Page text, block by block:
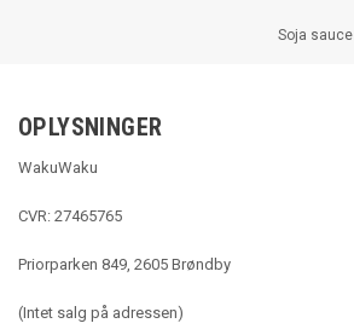
Soja sauce
OPLYSNINGER
WakuWaku
CVR: 27465765
Priorparken 849, 2605 Brøndby
(Intet salg på adressen)